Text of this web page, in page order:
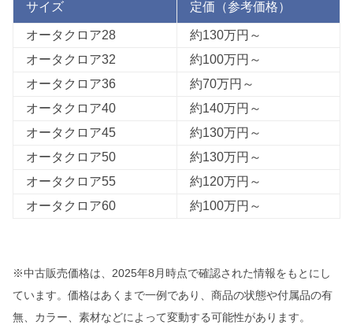
サイズ 定価（参考価格）
オータクロア28
約130万円～
オータクロア32
約100万円～
オータクロア36
約70万円～
オータクロア40
約140万円～
オータクロア45
約130万円～
オータクロア50
約130万円～
オータクロア55
約120万円～
オータクロア60
約100万円～
※中古販売価格は、2025年8月時点で確認された情報をもとにし
ています。価格はあくまで一例であり、商品の状態や付属品の有
無、カラー、素材などによって変動する可能性があります。